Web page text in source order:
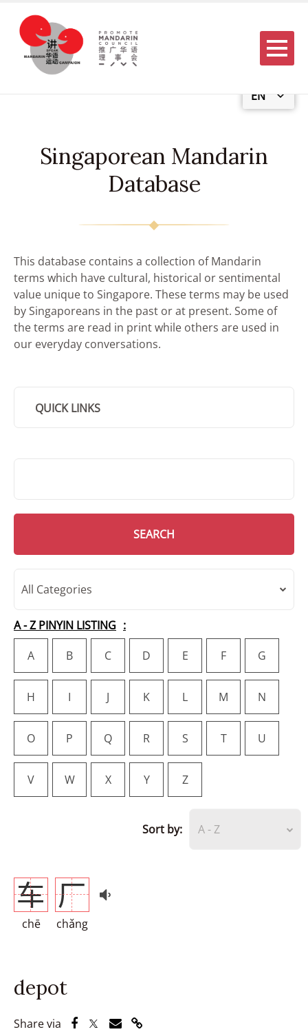
EN
Menu
Singaporean Mandarin
Database
This database contains a collection of Mandarin
terms which have cultural, historical or sentimental
value unique to Singapore. These terms may be used
by Singaporeans in the past or at present. Some of
the terms are read in print while others are used in
our everyday conversations.
QUICK LINKS
SEARCH
All Categories
A - Z PINYIN LISTING
A
B C D E F G
H I J K L M N
O P Q R S T U
V W X Y Z
Sort by: A - Z
车
chē
厂
chǎng
depot
Share via Share via Facebook
Share via Twitter
Share via Email
Share via Link